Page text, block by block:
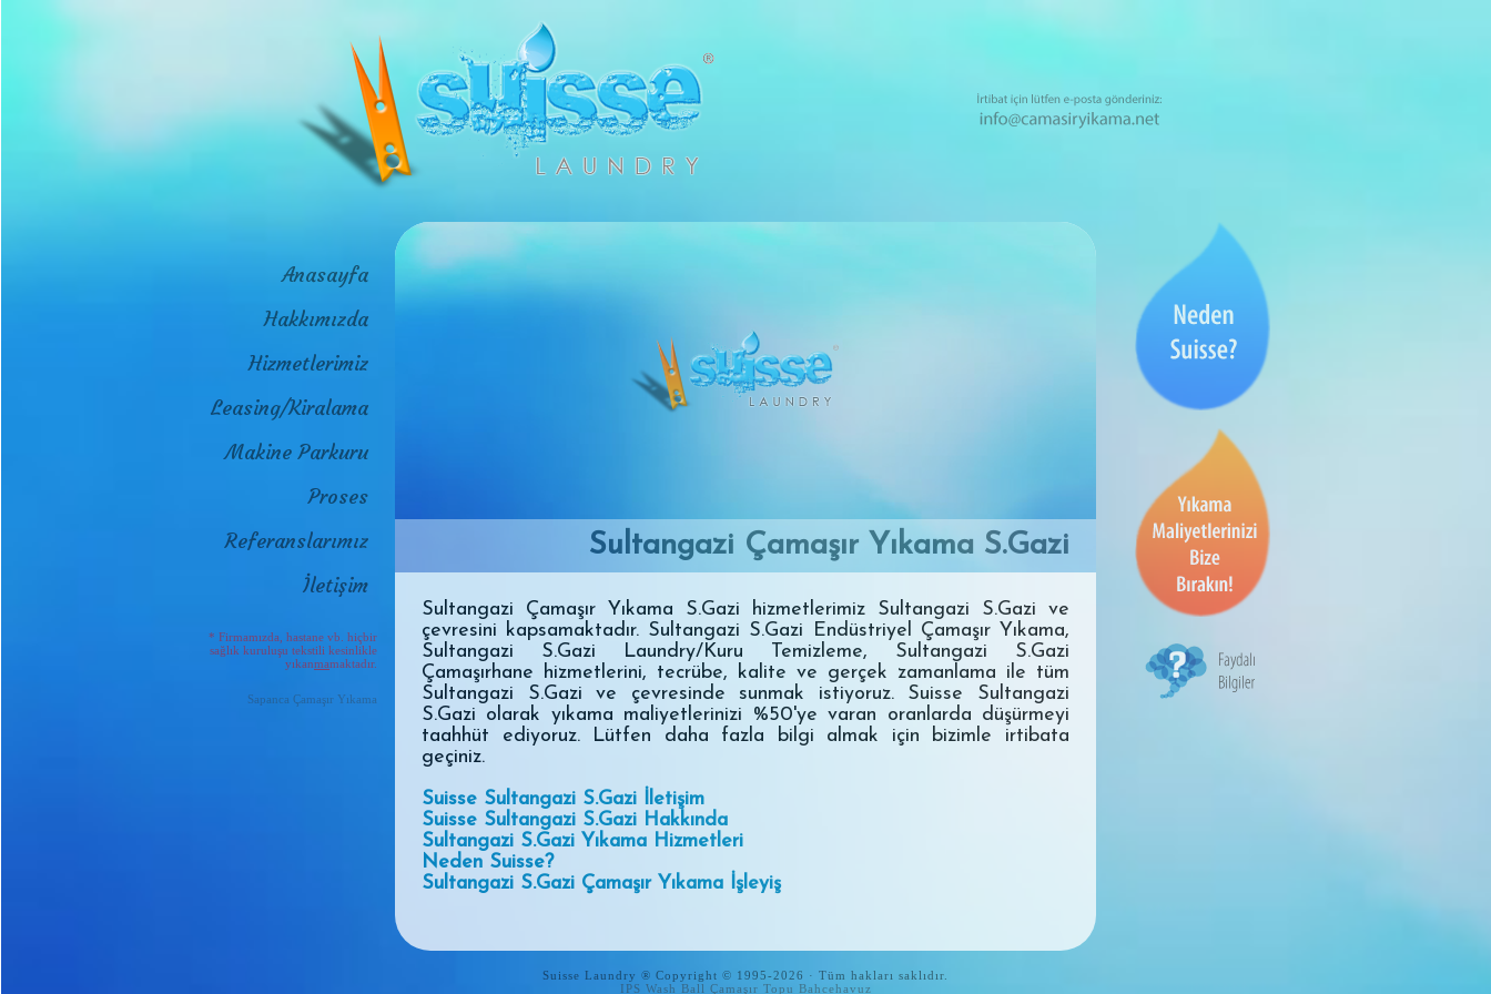
Anasayfa
Hakkımızda
Hizmetlerimiz
Leasing/Kiralama
Makine Parkuru
Proses
Referanslarımız
İletişim
* Firmamızda, hastane vb. hiçbir
sağlık kuruluşu tekstili kesinlikle
yıkanmamaktadır.
Sapanca Çamaşır Yıkama
Sultangazi Çamaşır Yıkama S.Gazi
Sultangazi Çamaşır Yıkama S.Gazi hizmetlerimiz Sultangazi S.Gazi ve
çevresini kapsamaktadır. Sultangazi S.Gazi Endüstriyel Çamaşır Yıkama,
Sultangazi S.Gazi Laundry/Kuru Temizleme, Sultangazi S.Gazi
Çamaşırhane hizmetlerini, tecrübe, kalite ve gerçek zamanlama ile tüm
Sultangazi S.Gazi ve çevresinde sunmak istiyoruz. Suisse Sultangazi
S.Gazi olarak yıkama maliyetlerinizi %50'ye varan oranlarda düşürmeyi
taahhüt ediyoruz. Lütfen daha fazla bilgi almak için bizimle irtibata
geçiniz.
Suisse Sultangazi S.Gazi İletişim
Suisse Sultangazi S.Gazi Hakkında
Sultangazi S.Gazi Yıkama Hizmetleri
Neden Suisse?
Sultangazi S.Gazi Çamaşır Yıkama İşleyiş
Suisse Laundry ® Copyright © 1995-2026 · Tüm hakları saklıdır.
IPS Wash Ball Çamaşır Topu Bahcehavuz